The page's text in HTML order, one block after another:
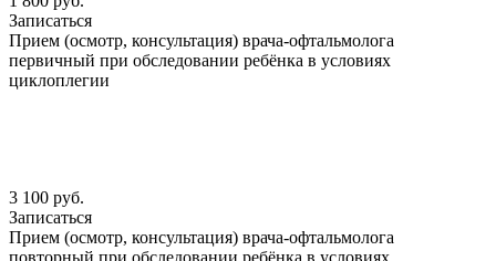
Записаться
Прием (осмотр, консультация) врача-офтальмолога
первичный при обследовании ребёнка в условиях
циклоплегии
3 100 руб.
Записаться
Прием (осмотр, консультация) врача-офтальмолога
повторный при обследовании ребёнка в условиях